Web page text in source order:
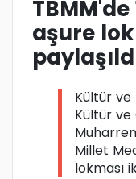
aşure
Kültür ve
Kültür ve
Millet
lokması